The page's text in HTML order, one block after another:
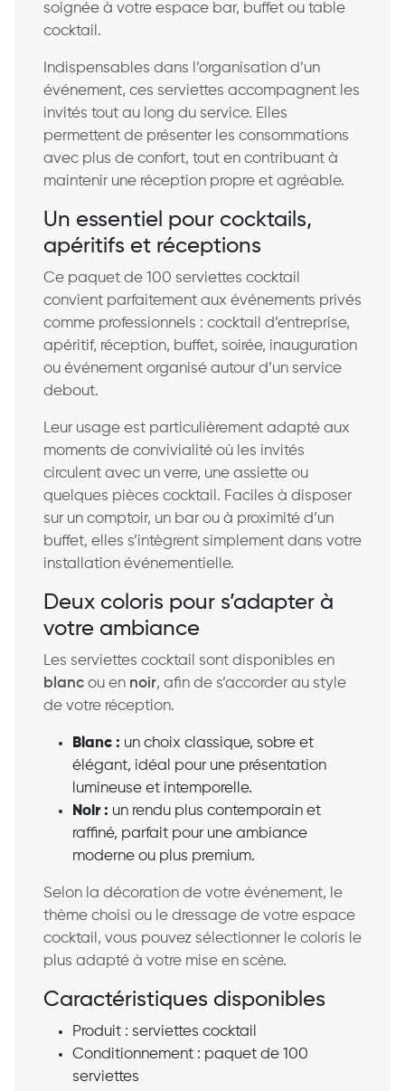
soignée à votre espace bar, buffet ou table
cocktail.
Indispensables dans l’organisation d’un
événement, ces serviettes accompagnent les
invités tout au long du service. Elles
permettent de présenter les consommations
avec plus de confort, tout en contribuant à
maintenir une réception propre et agréable.
Un essentiel pour cocktails,
apéritifs et réceptions
Ce paquet de 100 serviettes cocktail
convient parfaitement aux événements privés
comme professionnels : cocktail d’entreprise,
apéritif, réception, buffet, soirée, inauguration
ou événement organisé autour d’un service
debout.
Leur usage est particulièrement adapté aux
moments de convivialité où les invités
circulent avec un verre, une assiette ou
quelques pièces cocktail. Faciles à disposer
sur un comptoir, un bar ou à proximité d’un
buffet, elles s’intègrent simplement dans votre
installation événementielle.
Deux coloris pour s’adapter à
votre ambiance
Les serviettes cocktail sont disponibles en
blanc ou en noir, afin de s’accorder au style
de votre réception.
Blanc : un choix classique, sobre et
élégant, idéal pour une présentation
lumineuse et intemporelle.
Noir : un rendu plus contemporain et
raffiné, parfait pour une ambiance
moderne ou plus premium.
Selon la décoration de votre événement, le
thème choisi ou le dressage de votre espace
cocktail, vous pouvez sélectionner le coloris le
plus adapté à votre mise en scène.
Caractéristiques disponibles
Produit : serviettes cocktail
Conditionnement : paquet de 100
serviettes